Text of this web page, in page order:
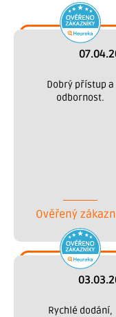
odbornost.
Ověřený